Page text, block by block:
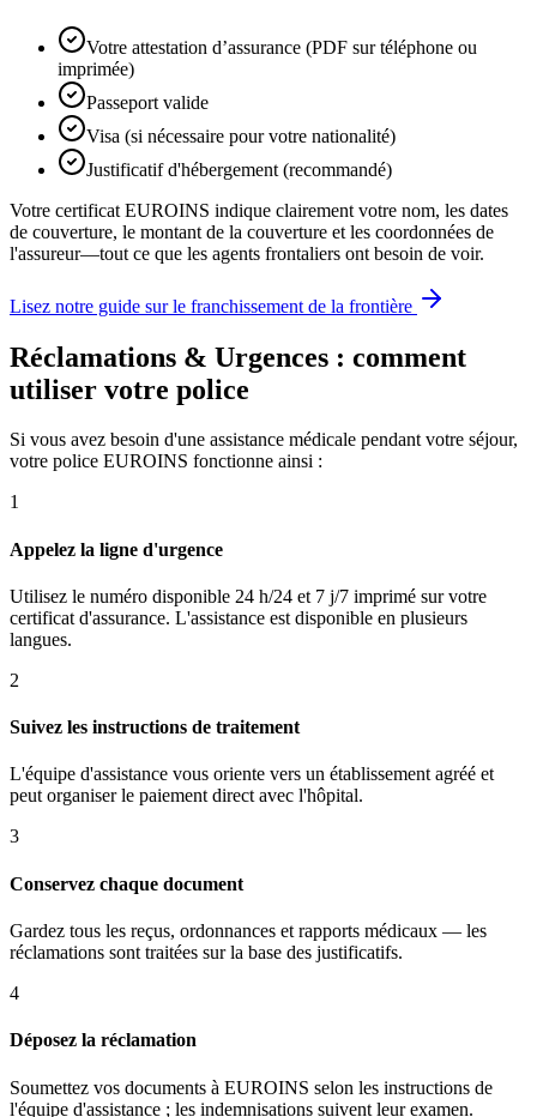
Votre attestation d’assurance (PDF sur téléphone ou
imprimée)
Passeport valide
Visa (si nécessaire pour votre nationalité)
Justificatif d'hébergement (recommandé)
Votre certificat EUROINS indique clairement votre nom, les dates
de couverture, le montant de la couverture et les coordonnées de
l'assureur—tout ce que les agents frontaliers ont besoin de voir.
Lisez notre guide sur le franchissement de la frontière
Réclamations & Urgences : comment
utiliser votre police
Si vous avez besoin d'une assistance médicale pendant votre séjour,
votre police EUROINS fonctionne ainsi :
1
Appelez la ligne d'urgence
Utilisez le numéro disponible 24 h/24 et 7 j/7 imprimé sur votre
certificat d'assurance. L'assistance est disponible en plusieurs
langues.
2
Suivez les instructions de traitement
L'équipe d'assistance vous oriente vers un établissement agréé et
peut organiser le paiement direct avec l'hôpital.
3
Conservez chaque document
Gardez tous les reçus, ordonnances et rapports médicaux — les
réclamations sont traitées sur la base des justificatifs.
4
Déposez la réclamation
Soumettez vos documents à EUROINS selon les instructions de
l'équipe d'assistance ; les indemnisations suivent leur examen.